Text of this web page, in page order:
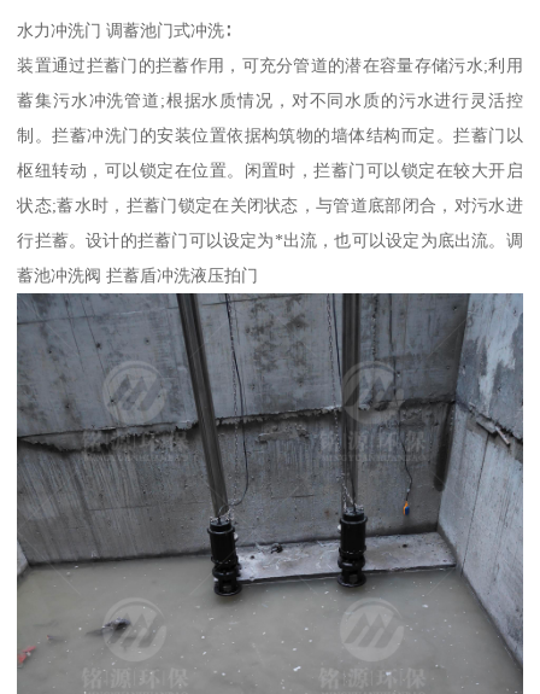
水力冲洗门 调蓄池门式冲洗∶
装置通过拦蓄门的拦蓄作用，可充分管道的潜在容量存储污水;利用
蓄集污水冲洗管道;根据水质情况，对不同水质的污水进行灵活控
制。拦蓄冲洗门的安装位置依据构筑物的墙体结构而定。拦蓄门以
枢纽转动，可以锁定在位置。闲置时，拦蓄门可以锁定在较大开启
状态;蓄水时，拦蓄门锁定在关闭状态，与管道底部闭合，对污水进
行拦蓄。设计的拦蓄门可以设定为*出流，也可以设定为底出流。调
蓄池冲洗阀 拦蓄盾冲洗液压拍门